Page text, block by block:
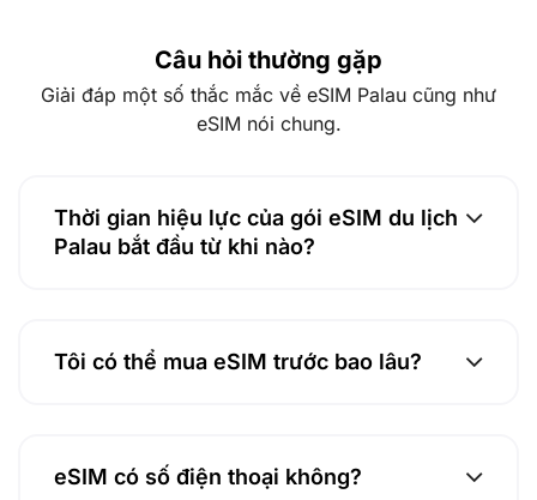
Câu hỏi thường gặp
Giải đáp một số thắc mắc về eSIM Palau cũng như
eSIM nói chung.
Thời gian hiệu lực của gói eSIM du lịch
Palau bắt đầu từ khi nào?
Tôi có thể mua eSIM trước bao lâu?
eSIM có số điện thoại không?